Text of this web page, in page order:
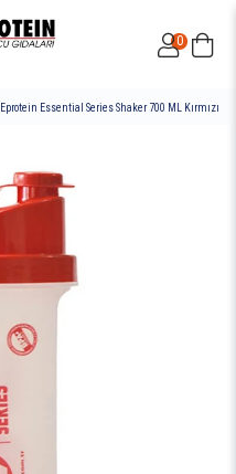
0
Eprotein Essential Series Shaker 700 ML Kırmızı